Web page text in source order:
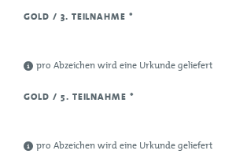
GOLD / 3. TEILNAHME*
pro Abzeichen wird eine Urkunde geliefert
GOLD / 5. TEILNAHME*
pro Abzeichen wird eine Urkunde geliefert